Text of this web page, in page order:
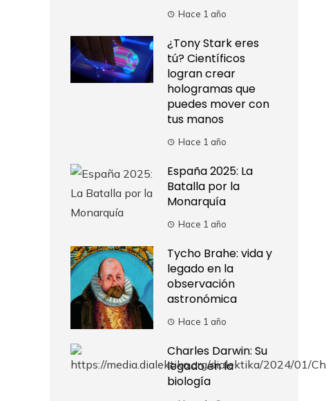
Hace 1 año
¿Tony Stark eres
tú? Científicos
logran crear
hologramas que
puedes mover con
tus manos
Hace 1 año
España 2025: La
Batalla por la
Monarquía
Hace 1 año
Tycho Brahe: vida y
legado en la
observación
astronómica
Hace 1 año
Charles Darwin: Su
legado en la
biología